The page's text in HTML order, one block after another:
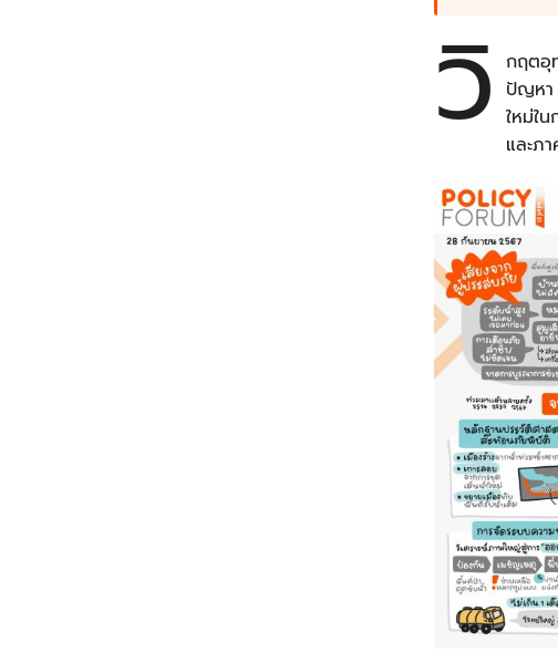
วิ กฤตอุ
ปัญหา
ใหม่ใ
และภ